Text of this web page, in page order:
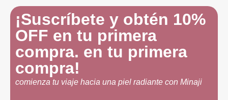
¡Suscríbete y obtén 10%
OFF en tu primera
compra. en tu primera
compra!
comienza tu viaje hacia una piel radiante con Minaji